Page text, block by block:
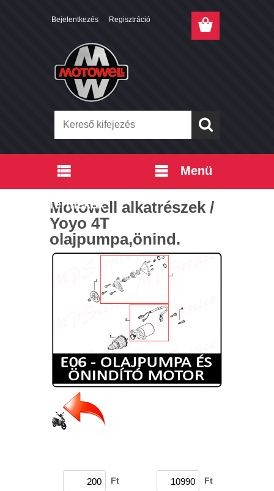
Bejelentkezés Regisztráció
Termékek
Menü
Motowell alkatrészek /
Yoyo 4T
olajpumpa,önind.
Ft Ft